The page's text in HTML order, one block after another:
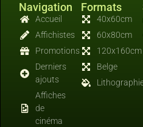
Navigation
Accueil
Affichistes
Promotions
Derniers
ajouts
Affiches
de
cinéma
Formats
40x60cm
60x80cm
120x160cm
Belge